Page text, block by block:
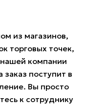
из магазинов,
торговых точек,
компании
заказ поступит в
Вы просто
к сотруднику